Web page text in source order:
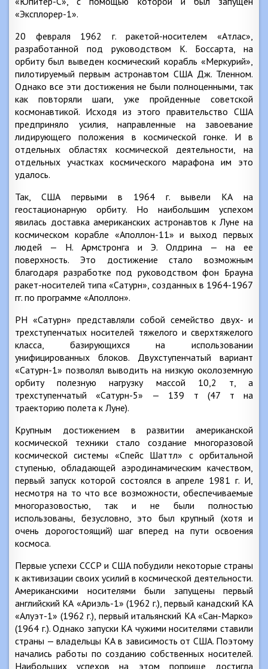
«Эксплорер-1».
20 февраля 1962 г. ракетой-носителем «Атлас»,
разработанной под руководством К. Боссарта, на
орбиту был выведен космический корабль «Меркурий»,
пилотируемый первым астронавтом США Дж. Тленном.
Однако все эти достижения не были полноценными, так
как повторяли шаги, уже пройденные советской
космонавтикой. Исходя из этого правительство США
предприняло усилия, направленные на завоевание
лидирующего положения в космической гонке. И в
отдельных областях космической деятельности, на
отдельных участках космического марафона им это
удалось.
Так, США первыми в 1964 г. вывели КА на
геостационарную орбиту. Но наибольшим успехом
явилась доставка американских астронавтов к Луне на
космическом корабле «Аполлон-11» и выход первых
людей — Н. Армстронга и Э. Олдрина — на ее
поверхность. Это достижение стало возможным
благодаря разработке под руководством фон Брауна
ракет-носителей типа «Сатурн», созданных в 1964-1967
гг. по программе «Аполлон».
РН «Сатурн» представляли собой семейство двух- и
трехступенчатых носителей тяжелого и сверхтяжелого
класса, базирующихся на использовании
унифицированных блоков. Двухступенчатый вариант
«Сатурн-1» позволял выводить на низкую околоземную
орбиту полезную нагрузку массой 10,2 т, а
трехступенчатый «Сатурн-5» — 139 т (47 т на
траекторию полета к Луне).
Крупным достижением в развитии американской
космической техники стало создание многоразовой
космической системы «Спейс Шаттл» с орбитальной
ступенью, обладающей аэродинамическим качеством,
первый запуск которой состоялся в апреле 1981 г. И,
несмотря на то что все возможности, обеспечиваемые
многоразовостью, так и не были полностью
использованы, безусловно, это был крупный (хотя и
очень дорогостоящий) шаг вперед на пути освоения
космоса.
Первые успехи СССР и США побудили некоторые страны
к активизации своих усилий в космической деятельности.
Американскими носителями были запущены первый
английский КА «Ариэль-1» (1962 г.), первый канадский КА
«Алуэт-1» (1962 г.), первый итальянский КА «Сан-Марко»
(1964 г.). Однако запуски КА чужими носителями ставили
страны — владельцы КА в зависимость от США. Поэтому
начались работы по созданию собственных носителей.
Наибольших успехов на этом поприще достигла